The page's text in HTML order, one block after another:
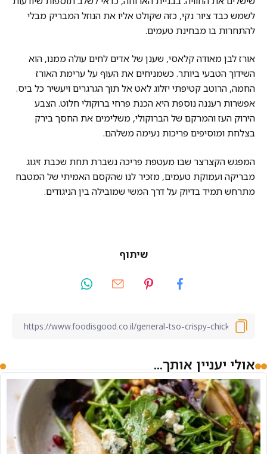
לשמש כבד ציור נקי, כזה שקולט אליו את הנוזל המבריק מבלי
להתחרות בו מבחינת טעמים.
אורז לבן מאודה קלאסי, שענן של אדים לחים עולה ממנו, הוא
השידוך הטבעי ביותר. כשמניחים את העוף על ערימת האורז
החמה, הרוטב קטיפתי יזלוג לאט אל תוך הגרגרים ויעשיר כל ביס.
אפשרות רעננה נוספת היא הכנת פרחי ברוקולי חלוט. הצבע
הירוק העז והמרקם של הברוקולי, משלימים את החסך בירק
בצלחת ומוסיפים פריכות נעימה משלהם.
המפגש הקצרצר שבו מעטפת פריכה נשברת תחת שכבת זיגוג
מבריקה ועמוקת טעמים, מזכיר לנו שהקסם האמיתי של המטבח
מתרחש תמיד בדיוק על דרך המשי שמובילה בין הניגודים.
שיתוף
אולי יעניין אותך...